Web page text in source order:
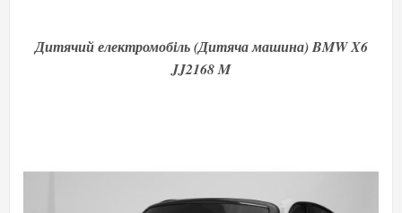
Дитячий електромобіль (Дитяча машина) BMW X6
JJ2168 M